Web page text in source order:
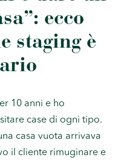
ecco
staging è
10 anni e ho
case di ogni tipo.
casa vuota arrivava
il cliente rimuginare e